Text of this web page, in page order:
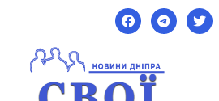
content